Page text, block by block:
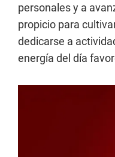
personales y a
propicio para
dedicarse a
energía del día